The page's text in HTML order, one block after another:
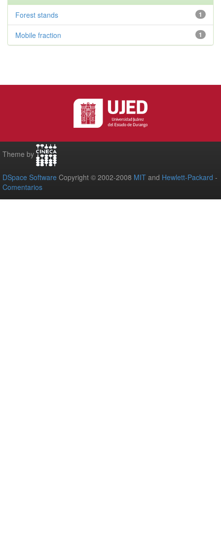
1
Forest stands
1
Mobile fraction
Theme by
DSpace Software Copyright © 2002-2008 MIT and Hewlett-Packard -
Comentarios